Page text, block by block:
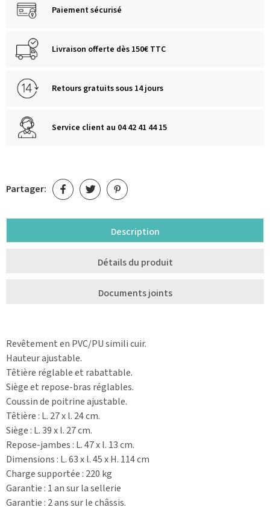
Paiement sécurisé
Livraison offerte dès 150€ TTC
Retours gratuits sous 14 jours
Service client au 04 42 41 44 15
Partager:
Description
Détails du produit
Documents joints
Revêtement en PVC/PU simili cuir.
Hauteur ajustable.
Têtière réglable et rabattable.
Siège et repose-bras réglables.
Coussin de poitrine ajustable.
Têtière : L. 27 x l. 24 cm.
Siège : L. 39 x l. 27 cm.
Repose-jambes : L. 47 x l. 13 cm.
Dimensions : L. 63 x l. 45 x H. 114 cm
Charge supportée : 220 kg
Garantie : 1 an sur la sellerie
Garantie : 2 ans sur le châssis.